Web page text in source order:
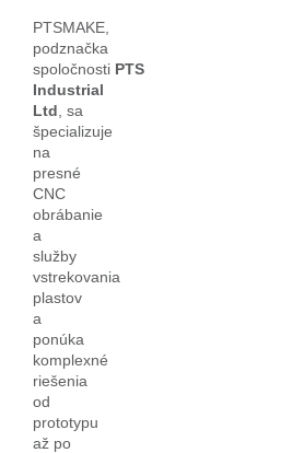
PTSMAKE,
podznačka
spoločnosti PTS
Industrial
Ltd , sa
špecializuje
na
presné
CNC
obrábanie
a
služby
vstrekovania
plastov
a
ponúka
komplexné
riešenia
od
prototypu
až po